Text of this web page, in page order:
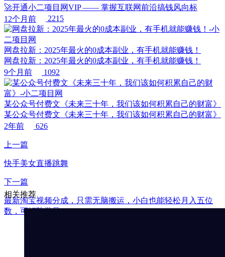
🚀开通小二项目网VIP —— 掌握互联网前沿搞钱风向标
12个月前
2215
网盘拉新：2025年最火的0成本副业，有手机就能赚钱！
网盘拉新：2025年最火的0成本副业，有手机就能赚钱！
9个月前
1092
某公众号付费文《未来三十年，我们该如何积累自己的财富》
某公众号付费文《未来三十年，我们该如何积累自己的财富》
2年前
626
上一篇
快手美女直播跳舞
下一篇
最新淘宝视频分成，只需无脑搬运，小白也能轻松月入五位
数，可矩阵批量...
相关推荐